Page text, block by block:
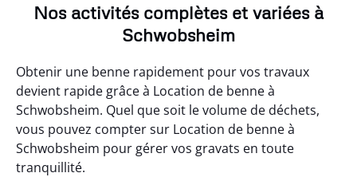
Nos activités complètes et variées à
Schwobsheim
Obtenir une benne rapidement pour vos travaux
devient rapide grâce à Location de benne à
Schwobsheim. Quel que soit le volume de déchets,
vous pouvez compter sur Location de benne à
Schwobsheim pour gérer vos gravats en toute
tranquillité.